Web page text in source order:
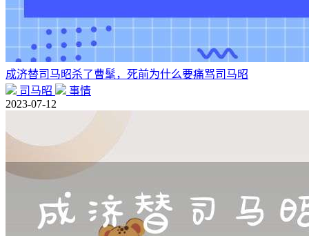
成济替司马昭杀了曹髦，死前为什么要痛骂司马昭
司马昭
事情
2023-07-12